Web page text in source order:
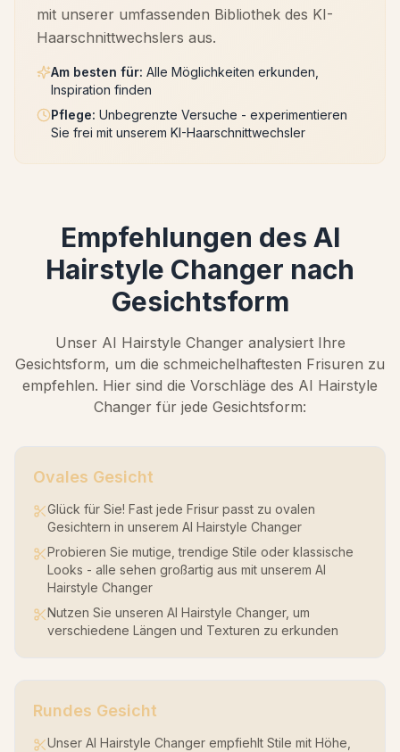
mit unserer umfassenden Bibliothek des KI-
Haarschnittwechslers aus.
Am besten für: Alle Möglichkeiten erkunden,
Inspiration finden
Pflege: Unbegrenzte Versuche - experimentieren
Sie frei mit unserem KI-Haarschnittwechsler
Empfehlungen des AI
Hairstyle Changer nach
Gesichtsform
Unser AI Hairstyle Changer analysiert Ihre
Gesichtsform, um die schmeichelhaftesten Frisuren zu
empfehlen. Hier sind die Vorschläge des AI Hairstyle
Changer für jede Gesichtsform:
Ovales Gesicht
Glück für Sie! Fast jede Frisur passt zu ovalen
Gesichtern in unserem AI Hairstyle Changer
Probieren Sie mutige, trendige Stile oder klassische
Looks - alle sehen großartig aus mit unserem AI
Hairstyle Changer
Nutzen Sie unseren AI Hairstyle Changer, um
verschiedene Längen und Texturen zu erkunden
Rundes Gesicht
Unser AI Hairstyle Changer empfiehlt Stile mit Höhe,